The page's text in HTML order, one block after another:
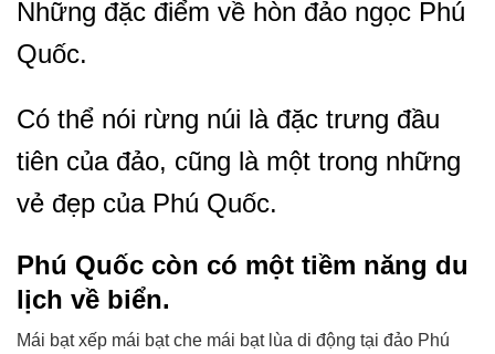
Những đặc điểm về hòn đảo ngọc Phú
Quốc.
Có thể nói rừng núi là đặc trưng đầu
tiên của đảo, cũng là một trong những
vẻ đẹp của Phú Quốc.
Phú Quốc còn có một tiềm năng du
lịch về biển.
Mái bạt xếp mái bạt che mái bạt lùa di động tại đảo Phú